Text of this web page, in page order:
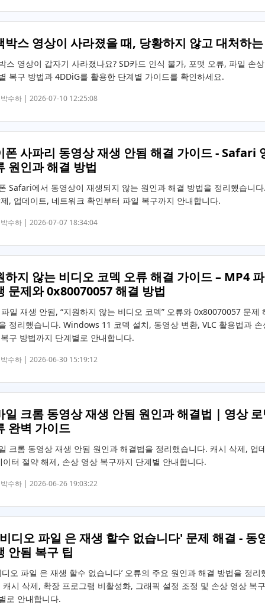
박스 영상이 사라졌을 때, 당황하지 않고 대처하
스 영상이 갑자기 사라졌나요? SD카드 인식 불가, 포맷 오류, 파일 손
복구 방법과 4DDiG를 활용한 단계별 가이드를 확인하세요.
박수하 | 2026-07-10 12:25:08
폰 사파리 동영상 재생 안됨 해결 가이드 - Safari
원인과 해결 방법
Safari에서 동영상이 재생되지 않는 원인과 해결 방법을 정리했습니
, 업데이트, 네트워크 확인부터 파일 복구까지 안내합니다.
박수하 | 2026-07-07 18:34:04
하지 않는 비디오 코덱 오류 해결 가이드 – MP4
문제와 0x80070057 해결 방법
일 재생 안됨, “지원하지 않는 비디오 코덱” 오류와 0x80070057 문제
정리했습니다. Windows 11 코덱 설치, 동영상 변환, VLC 활용법과 손
구 방법까지 단계별로 안내합니다.
박수하 | 2026-06-30 15:19:12
일 크롬 동영상 재생 안됨 원인과 해결법｜영상
완벽 가이드
크롬 동영상 재생 안됨 원인과 해결법을 정리했습니다. 캐시 삭제, 업
이터 절약 해제, 손상 영상 복구까지 단계별 안내합니다.
박수하 | 2026-06-26 19:03:22
디오 파일 은 재생 할수 없습니다' 문제 해결 - 동
안됨 복구 팁
디오 파일 은 재생 할수 없습니다’ 오류의 주요 원인과 해결 방법을 정리
캐시 삭제, 확장 프로그램 비활성화, 그래픽 설정 조정 및 손상 영상 복
로 안내합니다.